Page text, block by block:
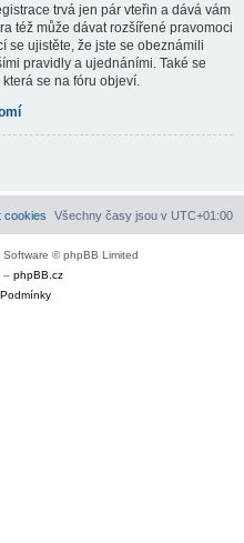
trvá jen pár vteřin a dává vám
též může dávat rozšířené pravomoci
se ujistěte, že jste se obeznámili
pravidly a ujednáními. Také se
se na fóru objeví.
Všechny časy jsou v UTC+01:00
cookies
Software © phpBB Limited
– phpBB.cz
Podmínky